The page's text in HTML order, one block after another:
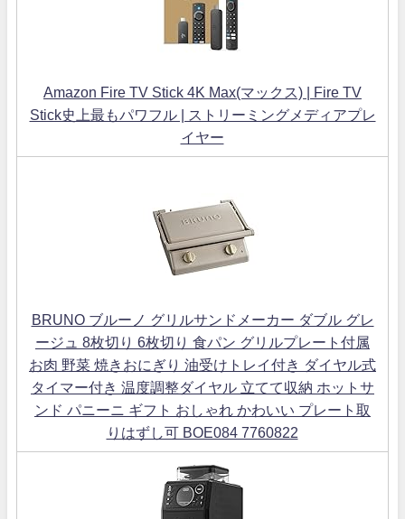
Amazon Fire TV Stick 4K Max(マックス) | Fire TV
Stick史上最もパワフル | ストリーミングメディアプレ
イヤー
BRUNO ブルーノ グリルサンドメーカー ダブル グレ
ージュ 8枚切り 6枚切り 食パン グリルプレート付属
お肉 野菜 焼きおにぎり 油受けトレイ付き ダイヤル式
タイマー付き 温度調整ダイヤル 立てて収納 ホットサ
ンド パニーニ ギフト おしゃれ かわいい プレート取
りはずし可 BOE084 7760822